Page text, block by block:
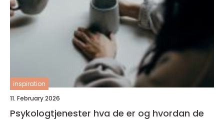
inspiration
11. February 2026
Psykologtjenester hva de er og hvordan de